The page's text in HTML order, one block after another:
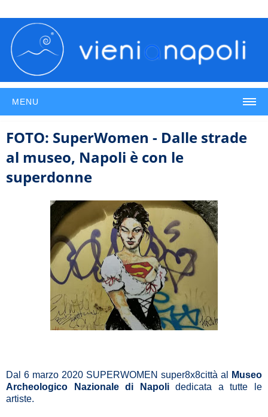
MENU
FOTO: SuperWomen - Dalle strade
al museo, Napoli è con le
superdonne
Dal 6 marzo 2020 SUPERWOMEN super8x8città al
Museo
Archeologico Nazionale di Napolidedicata a tutte le
artiste.